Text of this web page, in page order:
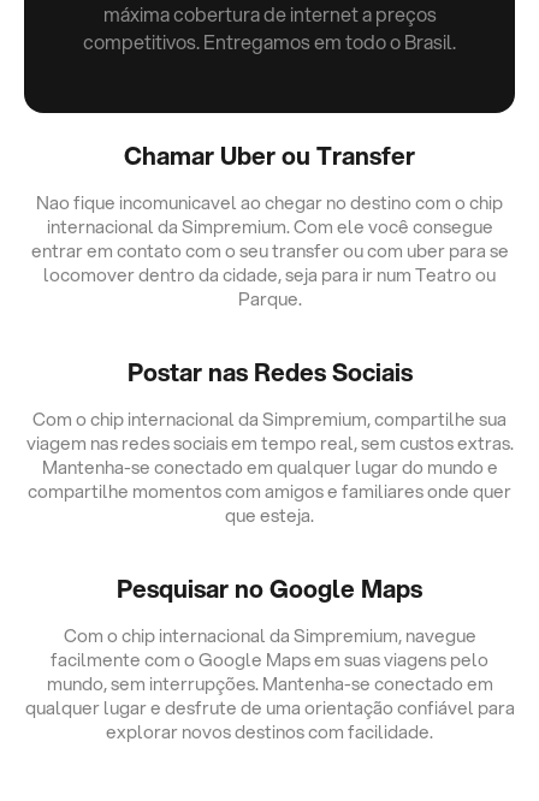
máxima cobertura de internet a preços
competitivos. Entregamos em todo o Brasil.
Chamar Uber ou Transfer
Nao fique incomunicavel ao chegar no destino com o chip
internacional da Simpremium. Com ele você consegue
entrar em contato com o seu transfer ou com uber para se
locomover dentro da cidade, seja para ir num Teatro ou
Parque.
Postar nas Redes Sociais
Com o chip internacional da Simpremium, compartilhe sua
viagem nas redes sociais em tempo real, sem custos extras.
Mantenha-se conectado em qualquer lugar do mundo e
compartilhe momentos com amigos e familiares onde quer
que esteja.
Pesquisar no Google Maps
Com o chip internacional da Simpremium, navegue
facilmente com o Google Maps em suas viagens pelo
mundo, sem interrupções. Mantenha-se conectado em
qualquer lugar e desfrute de uma orientação confiável para
explorar novos destinos com facilidade.